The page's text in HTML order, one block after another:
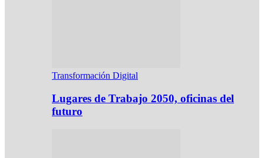
Transformación Digital
Lugares de Trabajo 2050, oficinas del
futuro